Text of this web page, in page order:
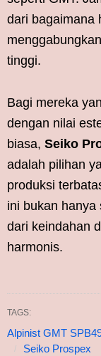
dari bagaimana
tinggi.
Bagi mereka
dengan nilai
biasa, Seiko
adalah pilihan
produksi
ini bukan hanya
dari keindahan
harmonis.
TAGS:
Alpinist GMT
Seiko Prospex